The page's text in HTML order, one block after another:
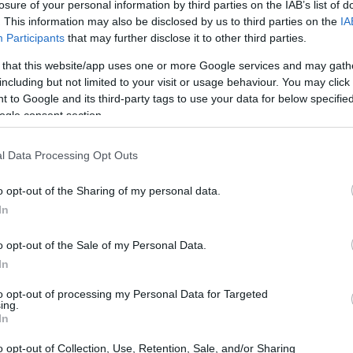
of your personal information by third parties on the IAB’s list of
This information may also be disclosed by us to third parties on the
Participants that may further disclose it to other third parties.
that this website/app uses one or more Google services and may
but not limited to your visit or usage behaviour. You may
to Google and its third-party tags to use your data for below
consent section.
Data Processing Opt Outs
opt-out of the Sharing of my personal data.
opt-out of the Sale of my Personal Data.
opt-out of processing my Personal Data for Targeted
opt-out of Collection, Use, Retention, Sale, and/or Sharing
em março de 2021, mas não demorou muito para
em criptografia. Safemoon rapidamente
o lançamento. Em questão de dias, o preço do